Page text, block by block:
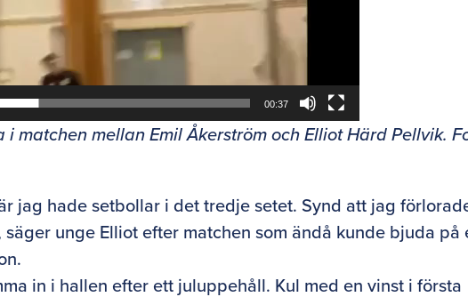
00:37
matchen mellan Emil Åkerström och Elliot Härd Pellvik.
jag hade setbollar i det tredje setet. Synd att jag
unge Elliot efter matchen som ändå kunde bjuda på
in i hallen efter ett juluppehåll. Kul med en vinst i första